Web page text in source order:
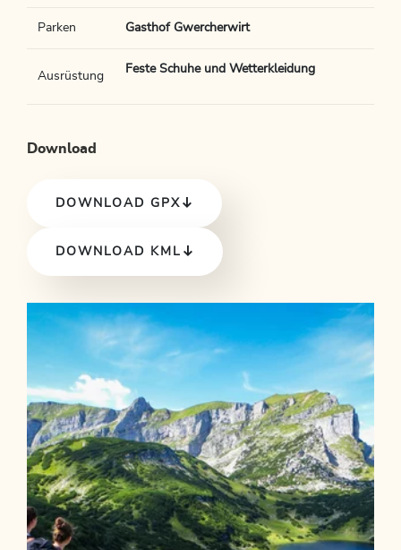
Parken Gasthof Gwercherwirt
Ausrüstung
Feste Schuhe und Wetterkleidung
Download
DOWNLOAD GPX
DOWNLOAD KML